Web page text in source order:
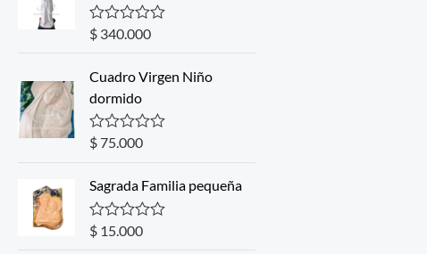
o
u
t
5
R
e
0
o
t
5
$ 340.000
Cuadro Virgen Niño
dormido
R
e
0
o
u
$75.000
Sagrada Familia pequeña
R
$ 15.000